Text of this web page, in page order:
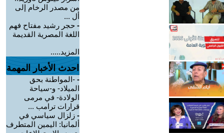
من مصدر الرخام إلى
أل ...
- حجر رشيد مفتاح فهم
اللغة المصرية القديمة
المزيد.....
احدث الأخبار المهمة
- -المواطنة بحق
الميلاد- و-سياحة
الولادة- في مرمى
قرارات ترامب ...
- زلزال سياسي في
ألمانيا: اليمين المتطرف